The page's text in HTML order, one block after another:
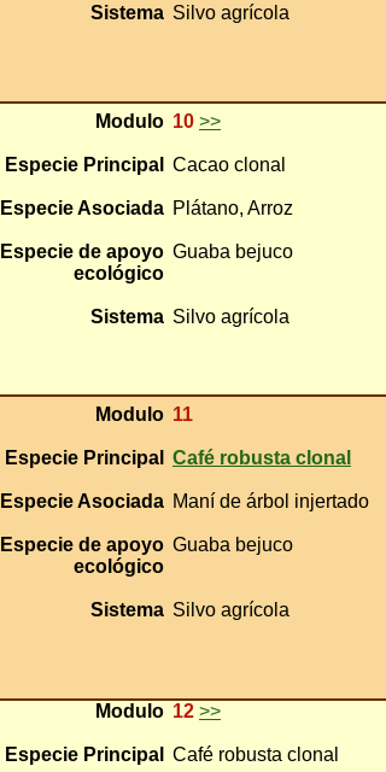
Sistema Silvo agrícola
Modulo
Especie Principal
Especie Asociada
Especie de apoyo
ecológico
Sistema
10 >>
Cacao clonal
Plátano, Arroz
Guaba bejuco
Silvo agrícola
Modulo
Especie Principal
Especie Asociada
Especie de apoyo
ecológico
Sistema
11
Café robusta clonal
Maní de árbol injertado
Guaba bejuco
Silvo agrícola
Modulo
Especie Principal
12 >>
Café robusta clonal